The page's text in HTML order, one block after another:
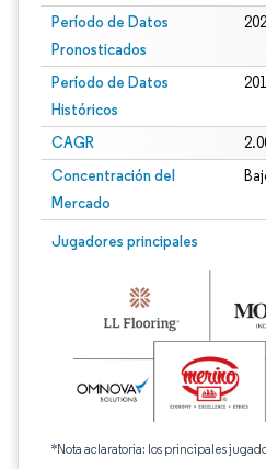
Período de Datos
Pronosticados
Período de Datos
Históricos
CAGR
Concentración del
Mercado
Jugadores principales
*Nota aclaratoria: los principales